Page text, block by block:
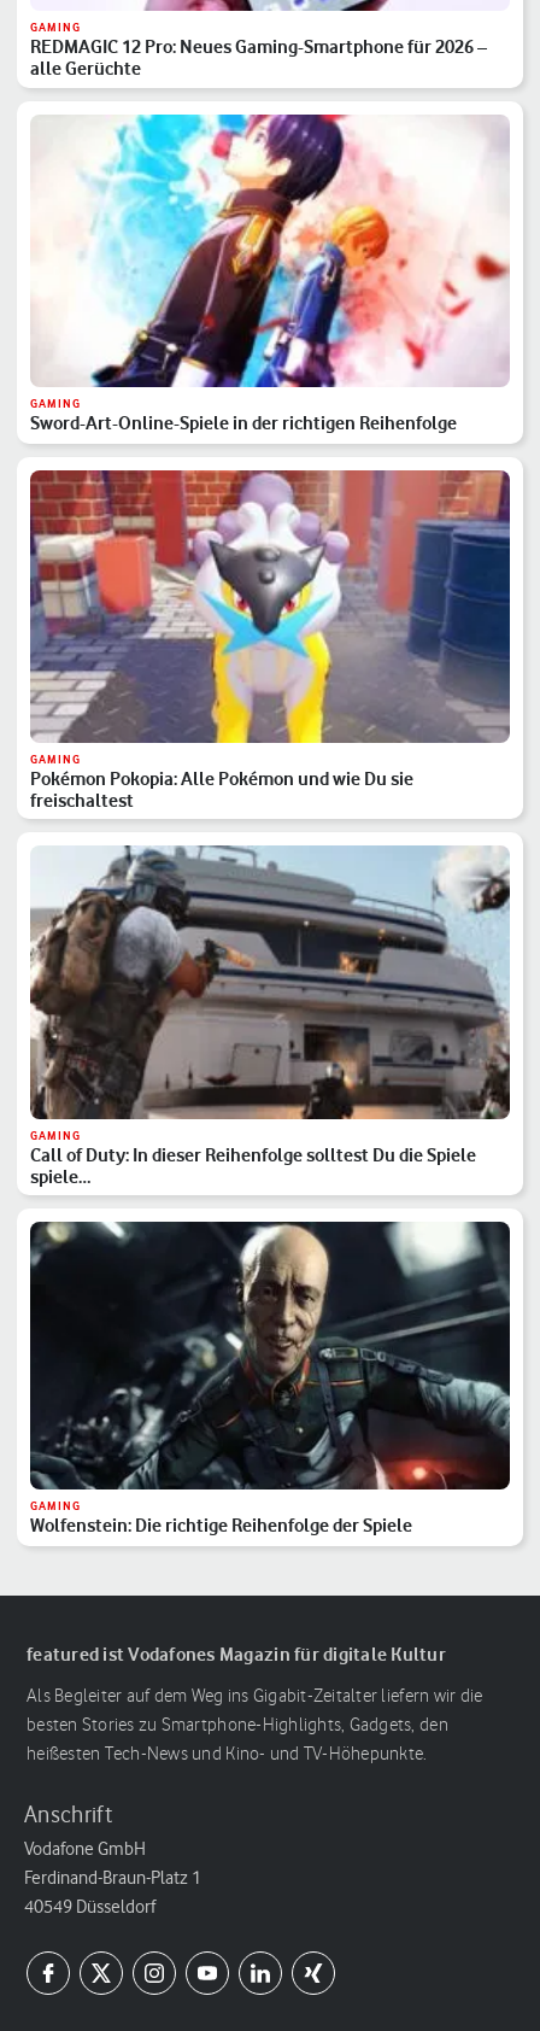
GAMING
REDMAGIC 12 Pro: Neues Gaming-Smartphone für 2026 –
alle Gerüchte
GAMING
Sword-Art-Online-Spiele in der richtigen Reihenfolge
GAMING
Pokémon Pokopia: Alle Pokémon und wie Du sie
freischaltest
GAMING
Call of Duty: In dieser Reihenfolge solltest Du die Spiele
spiele…
GAMING
Wolfenstein: Die richtige Reihenfolge der Spiele
featured ist Vodafones Magazin für digitale Kultur
Als Begleiter auf dem Weg ins Gigabit-Zeitalter liefern wir die
besten Stories zu Smartphone-Highlights, Gadgets, den
heißesten Tech-News und Kino- und TV-Höhepunkte.
Anschrift
Vodafone GmbH
Ferdinand-Braun-Platz 1
40549 Düsseldorf